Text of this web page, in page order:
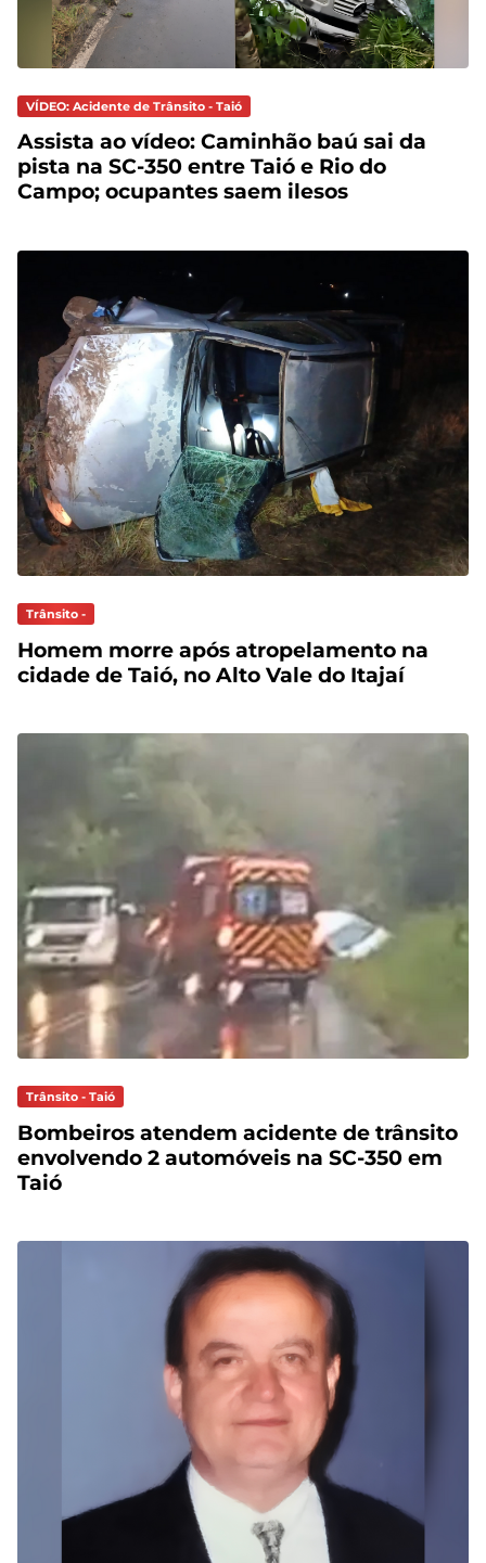
VÍDEO: Acidente de Trânsito - Taió
Assista ao vídeo: Caminhão baú sai da
pista na SC-350 entre Taió e Rio do
Campo; ocupantes saem ilesos
Trânsito -
Homem morre após atropelamento na
cidade de Taió, no Alto Vale do Itajaí
Trânsito - Taió
Bombeiros atendem acidente de trânsito
envolvendo 2 automóveis na SC-350 em
Taió